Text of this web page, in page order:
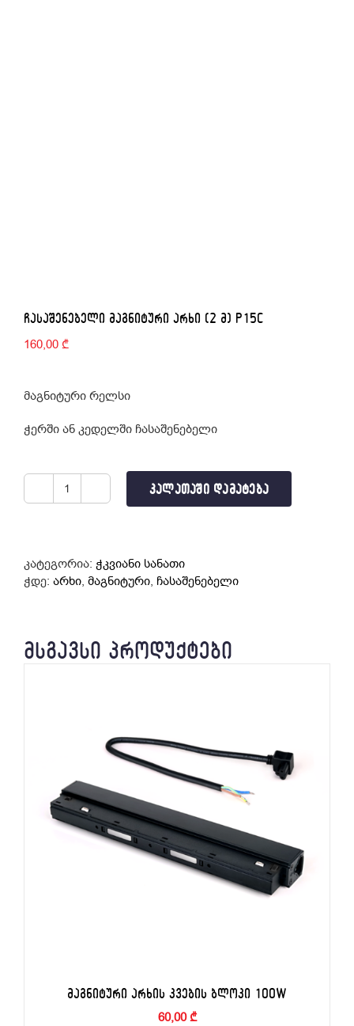
ᲩᲐᲡᲐᲨᲔᲜᲔᲑᲔᲚᲘ ᲛᲐᲒᲜᲘᲢᲣᲠᲘ ᲐᲠᲮᲘ (2 Მ) P15C
160,00 ₾
მაგნიტური რელსი
ჭერში ან კედელში ჩასაშენებელი
რაოდენობა:
(2
მ)
ᲙᲐᲚᲐᲗᲐᲨᲘ ᲓᲐᲛᲐᲢᲔᲑᲐ
კატეგორია: ჭკვიანი სანათი
ჭდე: არხი, მაგნიტური, ჩასაშენებელი
ᲛᲡᲒᲐᲕᲡᲘ ᲞᲠᲝᲓᲣᲥᲢᲔᲑᲘ
ᲛᲐᲒᲜᲘᲢᲣᲠᲘ ᲐᲠᲮᲘᲡ ᲙᲕᲔᲑᲘᲡ ᲑᲚᲝᲙᲘ 100W
60,00₾